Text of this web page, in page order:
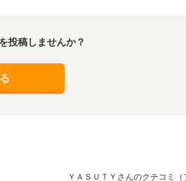
投稿しませんか？
ＹＡＳＵＴＹさんのクチコミ